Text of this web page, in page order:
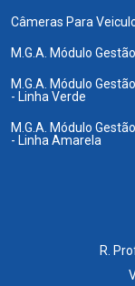
Câmeras Para
M.G.A. Módulo
M.G.A. Módulo
- Linha Verde
M.G.A. Módulo
- Linha Amarela
R.